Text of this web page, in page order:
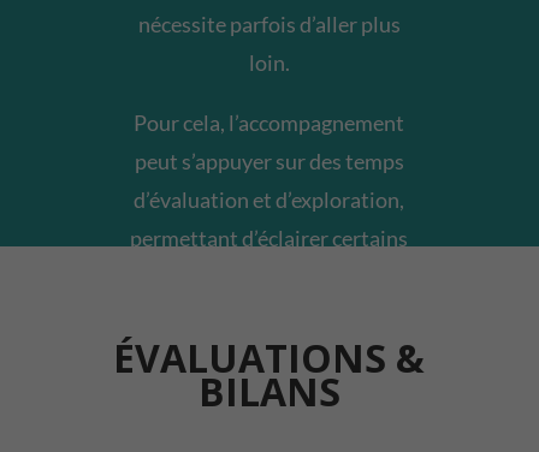
nécessite parfois d’aller plus
loin.
Pour cela, l’accompagnement
peut s’appuyer sur des temps
d’évaluation et d’exploration,
permettant d’éclairer certains
ÉVALUATIONS &
BILANS